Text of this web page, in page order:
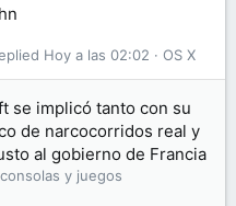
OS X
Hoy a las 02:02
se implicó tanto con su
de narcocorridos real y
al gobierno de Francia
y juegos